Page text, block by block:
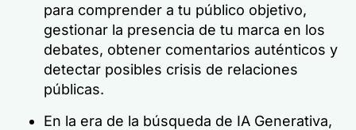
para comprender a tu público objetivo,
gestionar la presencia de tu marca en los
debates, obtener comentarios auténticos y
detectar posibles crisis de relaciones
públicas.
En la era de la búsqueda de IA Generativa,